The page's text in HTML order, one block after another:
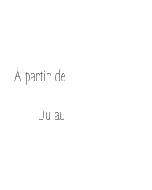
À partir de
Du au